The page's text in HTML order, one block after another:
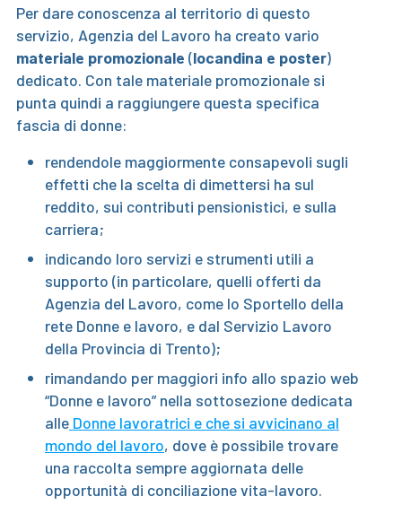
Per dare conoscenza al territorio di questo
servizio, Agenzia del Lavoro ha creato vario
materiale promozionale (locandina e poster)
dedicato. Con tale materiale promozionale si
punta quindi a raggiungere questa specifica
fascia di donne:
rendendole maggiormente consapevoli sugli
effetti che la scelta di dimettersi ha sul
reddito, sui contributi pensionistici, e sulla
carriera;
indicando loro servizi e strumenti utili a
supporto (in particolare, quelli offerti da
Agenzia del Lavoro, come lo Sportello della
rete Donne e lavoro, e dal Servizio Lavoro
della Provincia di Trento);
rimandando per maggiori info allo spazio web
“Donne e lavoro” nella sottosezione dedicata
alle Donne lavoratrici e che si avvicinano al
mondo del lavoro, dove è possibile trovare
una raccolta sempre aggiornata delle
opportunità di conciliazione vita-lavoro.